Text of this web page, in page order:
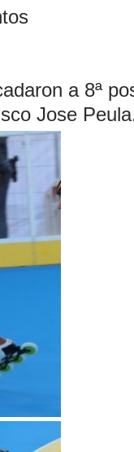
a 8ª
Jose